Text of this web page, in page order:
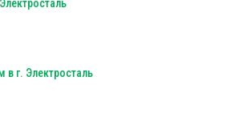
г. Электросталь